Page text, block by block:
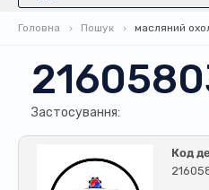
Головна Пошук масляний
Застосування:
Код